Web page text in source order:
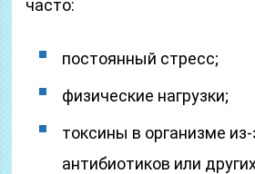
часто:
постоянный стресс;
физические нагрузки;
токсины в организме
антибиотиков или